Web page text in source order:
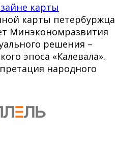
карты
карты петербуржца
Минэкономразвития
решения –
эпоса «Калевала».
народного